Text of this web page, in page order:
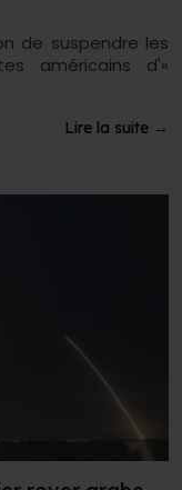
de suspendre les
américains d'«
Lire la suite →